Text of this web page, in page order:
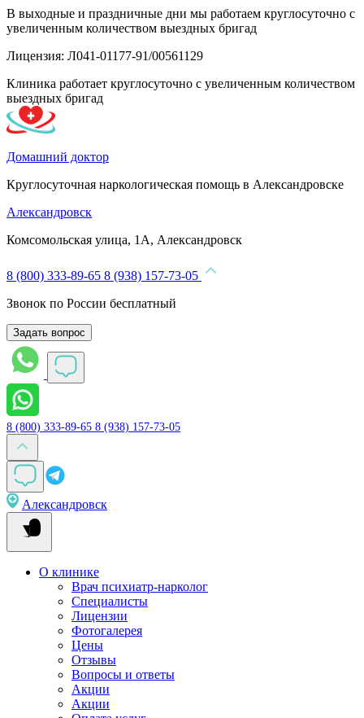
В выходные и праздничные дни мы работаем круглосуточно с
увеличенным количеством выездных бригад
Лицензия: Л041-01177-91/00561129
Клиника работает круглосуточно с увеличенным количеством
выездных бригад
Домашний доктор
Круглосуточная наркологическая помощь в Александровске
Александровск
Комсомольская улица, 1А, Александровск
8 (800) 333-89-65 8 (938) 157-73-05
Звонок по России бесплатный
Задать вопрос
8 (800) 333-89-65 8 (938) 157-73-05
Александровск
О клинике
Врач психиатр-нарколог
Специалисты
Лицензии
Фотогалерея
Цены
Отзывы
Вопросы и ответы
Акции
Акции